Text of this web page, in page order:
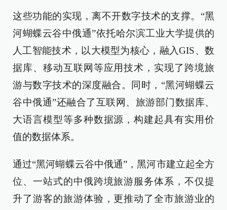
这些功能的实现，离不开数字技术的支撑。“黑
河蝴蝶云谷中俄通”依托哈尔滨工业大学提供的
人工智能技术，以大模型为核心，融入GIS、数
据库、移动互联网等应用技术，实现了跨境旅
游与数字技术的深度融合。同时，“黑河蝴蝶云
谷中俄通”还融合了互联网、旅游部门数据库、
大语言模型等多种数据源，构建起具有实用价
值的数据体系。
通过“黑河蝴蝶云谷中俄通”，黑河市建立起全方
位、一站式的中俄跨境旅游服务体系，不仅提
升了游客的旅游体验，更推动了全市旅游业的